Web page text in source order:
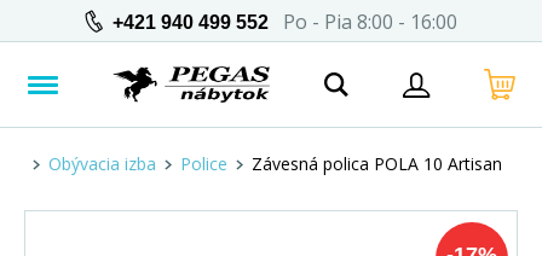
+421 940 499 552 Po - Pia 8:00 - 16:00
Obývacia izba Police Závesná polica POLA 10 Artisan